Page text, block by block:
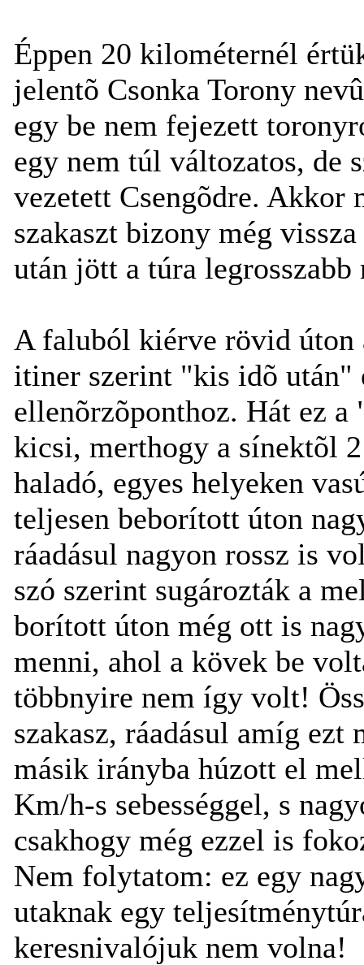
Éppen 20 kilométernél
jelentõ Csonka Torony
egy be nem fejezett
egy nem túl változatos, de
vezetett Csengõdre. Akkor
szakaszt bizony még
után jött a túra legrosszabb
A faluból kiérve rövid úton
itiner szerint "kis idõ után"
ellenõrzõponthoz. Hát ez
kicsi, merthogy a sínektõl
haladó, egyes helyeken
teljesen beborított úton
ráadásul nagyon rossz is
szó szerint sugározták a
borított úton még ott is
menni, ahol a kövek be
többnyire nem így volt!
szakasz, ráadásul amíg
másik irányba húzott el
Km/h-s sebességgel, s
csakhogy még ezzel is
Nem folytatom: ez egy
utaknak egy
keresnivalójuk nem volna!